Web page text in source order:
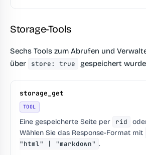
Storage-Tools
Sechs Tools zum Abrufen und
über
store: true gespeichert
storage_get
TOOL
Eine gespeicherte Seite per rid
Wählen Sie das Response-Format mit
"html" | "markdown" .